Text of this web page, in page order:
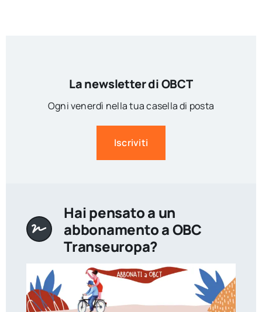
La newsletter di OBCT
Ogni venerdì nella tua casella di posta
Iscriviti
Hai pensato a un
abbonamento a OBC
Transeuropa?